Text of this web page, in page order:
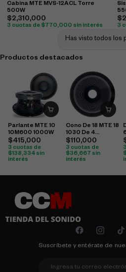
Cabina MTE MVS-12ACL Torre
500W
$2,310,000
3 cuotas de $ 770,000 sin interés
$
3
Has visto todos los
Productos destacados
Parlante MTE 10
10M600 1000W
$415,000
3 cuotas de
$138,334 sin
interés
Cono De 18 MTE 18
1030 De 4
Pulgada
$110,000
3 cuotas de
$36,667 sin
interés
Suscríbete y entérate de